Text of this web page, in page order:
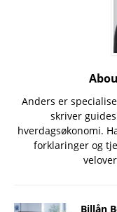
Anders er
skriver
hverdagsøkonomi.
forklaringer og
Billån